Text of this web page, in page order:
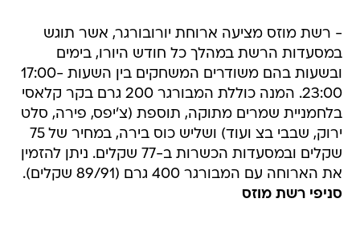
- רשת מוזס מציעה ארוחת יורובורגר, אשר תוגש
במסעדות הרשת במהלך כל חודש היורו, בימים
ובשעות בהם משודרים המשחקים בין השעות 17:00-
23:00. המנה כוללת המבורגר 200 גרם בקר קלאסי
בלחמניית שמרים מתוקה, תוספת (צ'יפס, פירה, סלט
ירוק, שבבי בצ ועוד) ושליש כוס בירה, במחיר של 75
שקלים ובמסעדות הכשרות ב-77 שקלים. ניתן להזמין
את הארוחה עם המבורגר 400 גרם (89/91 שקלים).
סניפי רשת מוזס